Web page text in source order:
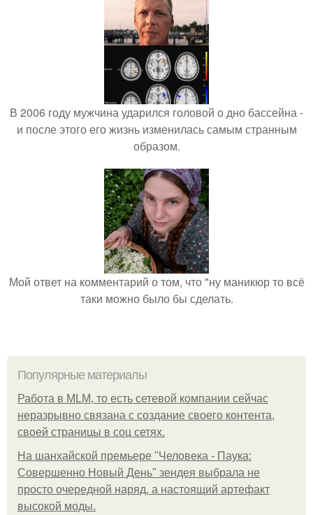
В 2006 году мужчина ударился головой о дно бассейна -
и после этого его жизнь изменилась самым странным
образом.
Мой ответ на комментарий о том, что "ну маникюр то всё
таки можно было бы сделать.
Популярные материалы
Работа в MLM, то есть сетевой компании сейчас
неразрывно связана с создание своего контента,
своей страницы в соц сетях.
На шанхайской премьере "Человека - Паука:
Совершенно Новый День" зендея выбрала не
просто очередной наряд, а настоящий артефакт
высокой моды.